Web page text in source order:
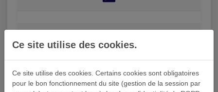
BOURGUIGNAT Jérôme
Ce site utilise des cookies.
Ce site utilise des cookies. Certains cookies sont obligatoires
pour le bon fonctionnement du site (gestion de la session par